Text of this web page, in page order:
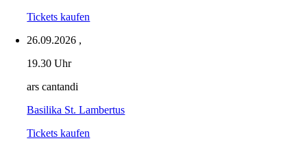
Tickets kaufen
26.09.2026 ,
19.30 Uhr
ars cantandi
Basilika St. Lambertus
Tickets kaufen